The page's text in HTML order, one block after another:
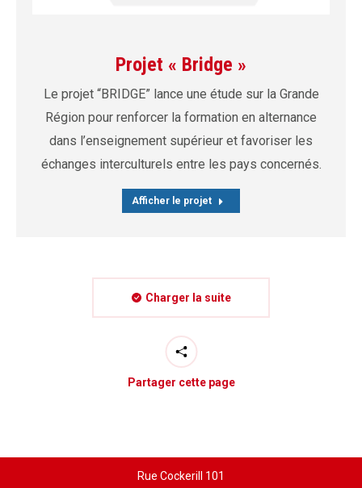
Projet « Bridge »
Le projet “BRIDGE” lance une étude sur la Grande
Région pour renforcer la formation en alternance
dans l’enseignement supérieur et favoriser les
échanges interculturels entre les pays concernés.
Afficher le projet
Charger la suite
Partager cette page
Rue Cockerill 101